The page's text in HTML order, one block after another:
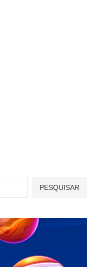
PESQUISAR